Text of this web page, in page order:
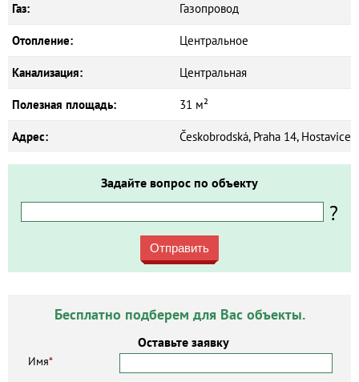
Газ: Газопровод
Отопление: Центральное
Канализация: Центральная
Полезная площадь: 31 м²
Адрес: Českobrodská, Praha 14, Hostavice
Задайте вопрос по объекту
?
Отправить
Бесплатно подберем для Вас объекты.
Оставьте заявку
Имя*